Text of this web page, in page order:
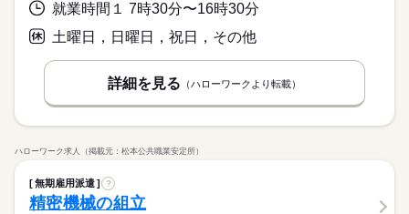
就業時間１ 7時30分〜16時30分
土曜日，日曜日，祝日，その他
詳細を見る （ハローワークより転載）
ハローワーク求人（掲載元：松本公共職業安定所）
無期雇用派遣 ?
精密機械の組立